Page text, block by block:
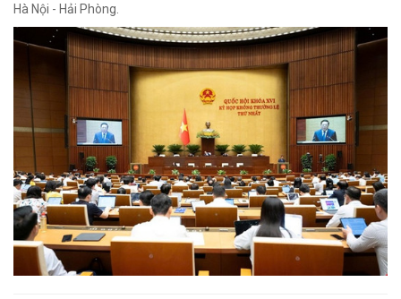
Hà Nội - Hải Phòng.